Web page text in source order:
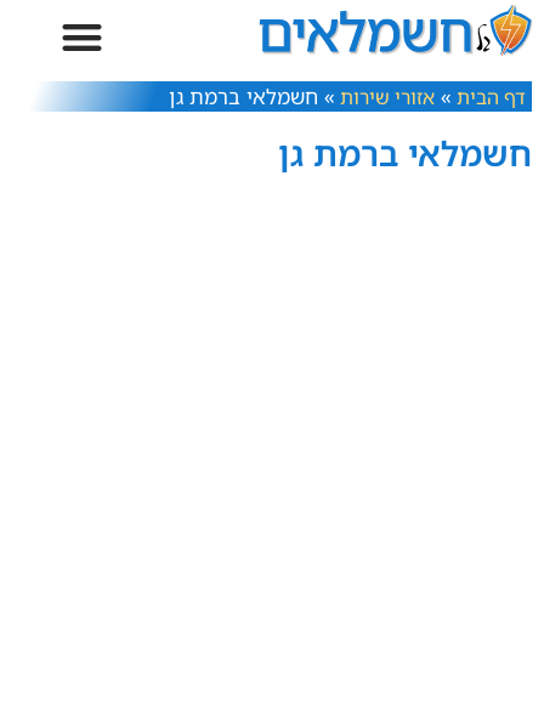
דף הבית » אזורי שירות » חשמלאי ברמת גן
חשמלאי ברמת גן